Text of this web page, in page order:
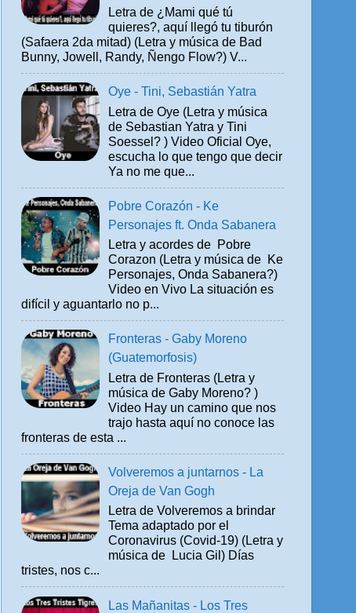
Letra de ¿Mami qué tú
quieres?, aquí llegó tu tiburón
(Safaera 2da mitad) (Letra y música de Bad
Bunny, Jowell, Randy, Ñengo Flow?) V...
Oye - Tini, Sebastián Yatra
Letra de Oye (Letra y música
de Sebastian Yatra y Tini
Soessel? ) Video Oficial Oye,
escucha lo que tengo que decir
Ya no me que...
Pobre Corazón - Ke
Personajes ft. Onda Sabanera
Letra y acordes de Pobre
Corazon (Letra y música de Ke
Personajes, Onda Sabanera?)
Video en Vivo La situación es
difícil y aguantarlo no p...
Fronteras - Gaby Moreno
(Guatemorfosis)
Letra de Fronteras (Letra y
música de Gaby Moreno? )
Video Hay un camino que nos
trajo hasta aquí no conoce las
fronteras de esta ...
Volveremos a juntarnos - La
Oreja de Van Gogh
Letra de Volveremos a brindar
Tema adaptado por el
Coronavirus (Covid-19) (Letra y
música de Lucia Gil) Días
tristes, nos c...
Las Mañanitas - Los Tres